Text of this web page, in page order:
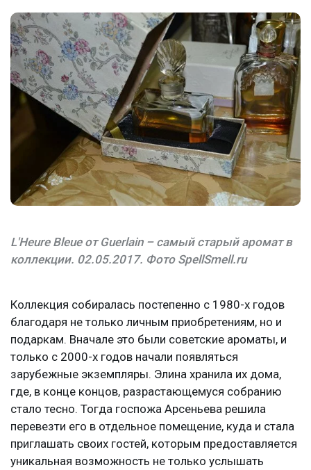
L'Heure Bleue от Guerlain – самый старый аромат в
коллекции. 02.05.2017. Фото SpellSmell.ru
Коллекция собиралась постепенно с 1980-х годов
благодаря не только личным приобретениям, но и
подаркам. Вначале это были советские ароматы, и
только с 2000-х годов начали появляться
зарубежные экземпляры. Элина хранила их дома,
где, в конце концов, разрастающемуся собранию
стало тесно. Тогда госпожа Арсеньева решила
перевезти его в отдельное помещение, куда и стала
приглашать своих гостей, которым предоставляется
уникальная возможность не только услышать